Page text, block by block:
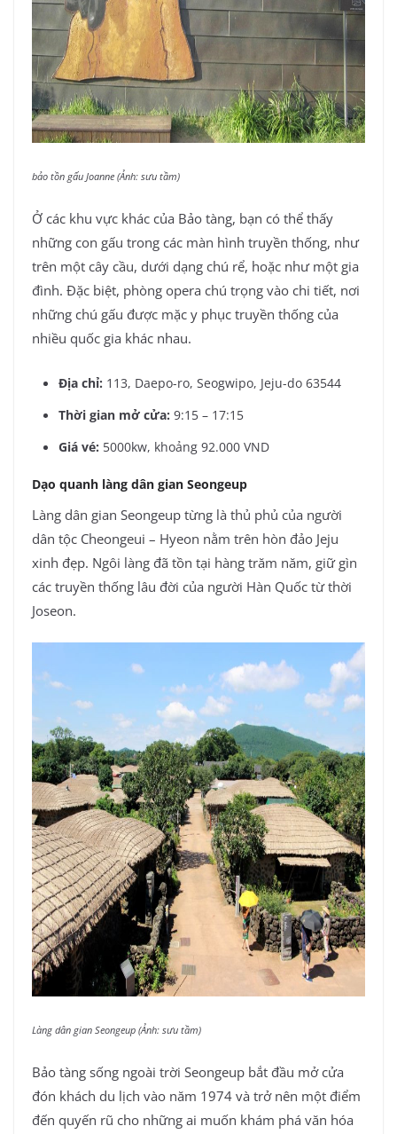
bảo tồn gấu Joanne (Ảnh: sưu tầm)
Ở các khu vực khác của Bảo tàng, bạn có thể thấy
những con gấu trong các màn hình truyền thống, như
trên một cây cầu, dưới dạng chú rể, hoặc như một gia
đình. Đặc biệt, phòng opera chú trọng vào chi tiết, nơi
những chú gấu được mặc y phục truyền thống của
nhiều quốc gia khác nhau.
Địa chỉ: 113, Daepo-ro, Seogwipo, Jeju-do 63544
Thời gian mở cửa: 9:15 – 17:15
Giá vé: 5000kw, khoảng 92.000 VND
Dạo quanh làng dân gian Seongeup
Làng dân gian Seongeup từng là thủ phủ của người
dân tộc Cheongeui – Hyeon nằm trên hòn đảo Jeju
xinh đẹp. Ngôi làng đã tồn tại hàng trăm năm, giữ gìn
các truyền thống lâu đời của người Hàn Quốc từ thời
Joseon.
Làng dân gian Seongeup (Ảnh: sưu tầm)
Bảo tàng sống ngoài trời Seongeup bắt đầu mở cửa
đón khách du lịch vào năm 1974 và trở nên một điểm
đến quyến rũ cho những ai muốn khám phá văn hóa